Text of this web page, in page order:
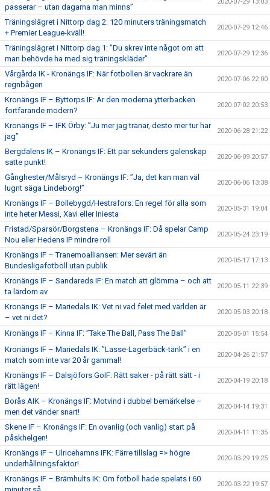
passerar – utan dagarna man minns”
Träningslägret i Nittorp dag 2: 120 minuters träningsmatch
+ Premier League-kväll!
2020-07-29 12:46
Träningslägret i Nittorp dag 1: ”Du skrev inte något om att
man behövde ha med sig träningskläder”
2020-07-29 12:36
Vårgårda IK - Kronängs IF: När fotbollen är vackrare än
regnbågen
2020-07-06 22:00
Kronängs IF – Byttorps IF: Är den moderna ytterbacken
fortfarande modern?
2020-07-02 20:53
Kronängs IF – IFK Örby: ”Ju mer jag tränar, desto mer tur har
jag”
2020-06-28 21:22
Bergdalens IK – Kronängs IF: Ett par sekunders galenskap
satte punkt!
2020-06-09 20:57
Gånghester/Målsryd – Kronängs IF: ”Ja, det kan man väl
lugnt säga Lindeborg!”
2020-06-06 13:38
Kronängs IF – Bollebygd/Hestrafors: En regel för alla som
inte heter Messi, Xavi eller Iniesta
2020-05-31 19:04
Fristad/Sparsör/Borgstena – Kronängs IF: Då spelar Camp
Nou eller Hedens IP mindre roll
2020-05-24 23:19
Kronängs IF – Tranemoalliansen: Mer sevärt än
Bundesligafotboll utan publik
2020-05-17 17:13
Kronängs IF – Sandareds IF: En match att glömma – och att
ta lärdom av
2020-05-11 22:39
Kronängs IF – Mariedals IK: Vet ni vad felet med världen är
– vet ni det?
2020-05-03 20:18
Kronängs IF – Kinna IF: ”Take The Ball, Pass The Ball” 2020-05-01 15:54
Kronängs IF – Mariedals IK: ”Lasse-Lagerbäck-tänk” i en
match som inte var 20 år gammal!
2020-04-26 21:57
Kronängs IF – Dalsjöfors GoIF: Rätt saker - på rätt sätt - i
rätt lägen!
2020-04-19 20:18
Borås AIK – Kronängs IF: Motvind i dubbel bemärkelse –
men det vänder snart!
2020-04-14 19:31
Skene IF – Kronängs IF: En ovanlig (och vanlig) start på
påskhelgen!
2020-04-11 11:35
Kronängs IF – Ulricehamns IFK: Färre tillslag => högre
underhållningsfaktor!
2020-03-29 19:25
Kronängs IF – Brämhults IK: Om fotboll hade spelats i 60
2020-03-22 19:57